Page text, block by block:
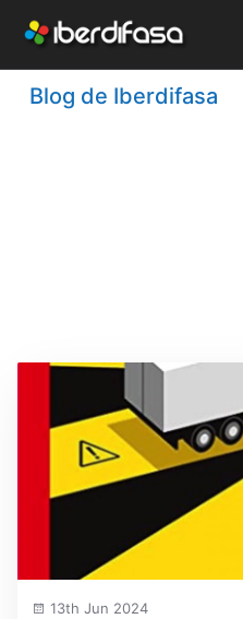
Blog de Iberdifasa
13th Jun 2024